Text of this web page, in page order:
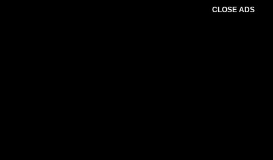
CLOSE ADS